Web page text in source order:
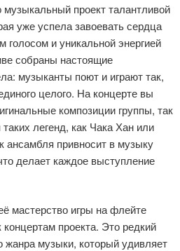
проект талантливой
уже успела завоевать сердца
голосом и уникальной энергией
собраны настоящие
музыканты поют и играют так,
целого. На концерте вы
композиции группы, так
легенд, как Чака Хан или
привносит в музыку
делает каждое выступление
мастерство игры на флейте
проекта. Это редкий
жанра музыки, который удивляет